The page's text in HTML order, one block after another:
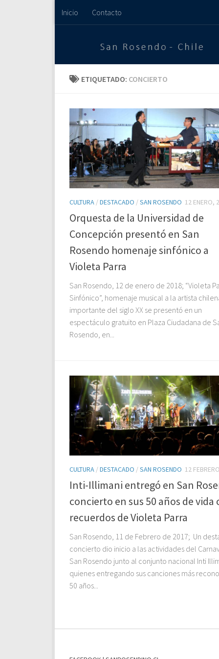
Saltar al contenido
Inicio Contacto
ETIQUETADO: CONCIERTO
CULTURA /DESTACADO /SAN ROSENDO 12 ENERO,
Orquesta de la Universidad de
Concepción presentó en San
Rosendo homenaje sinfónico a
Violeta Parra
San Rosendo, 12 de enero de 2018; “Violeta
Sinfónico”, homenaje musical a la artista
importante del siglo XX se presentó en un
espectáculo gratuito en Plaza Ciudadana de
Rosendo, en...
CULTURA /DESTACADO /SAN ROSENDO 12
Inti-Illimani entregó en San
concierto en sus 50 años de vida
recuerdos de Violeta Parra
San Rosendo, 11 de Febrero de 2017; Un
concierto dio inicio a las actividades del
San Rosendo junto al conjunto nacional Inti
quienes entregando sus canciones más
50 años...